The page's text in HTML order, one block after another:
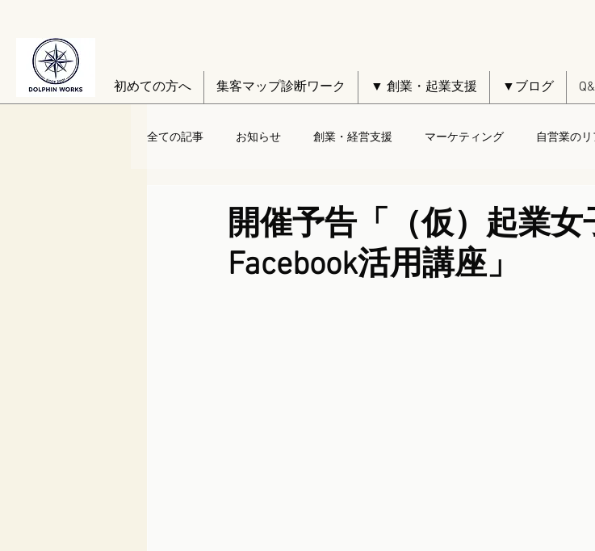
初めての方へ 集客マップ診断ワーク ▼ 創業・起業支援 ▼ブログ
全ての記事 お知らせ 創業・経営支援 マーケティング 自営業の
開催予告「（仮）起業
Facebook活用講座」